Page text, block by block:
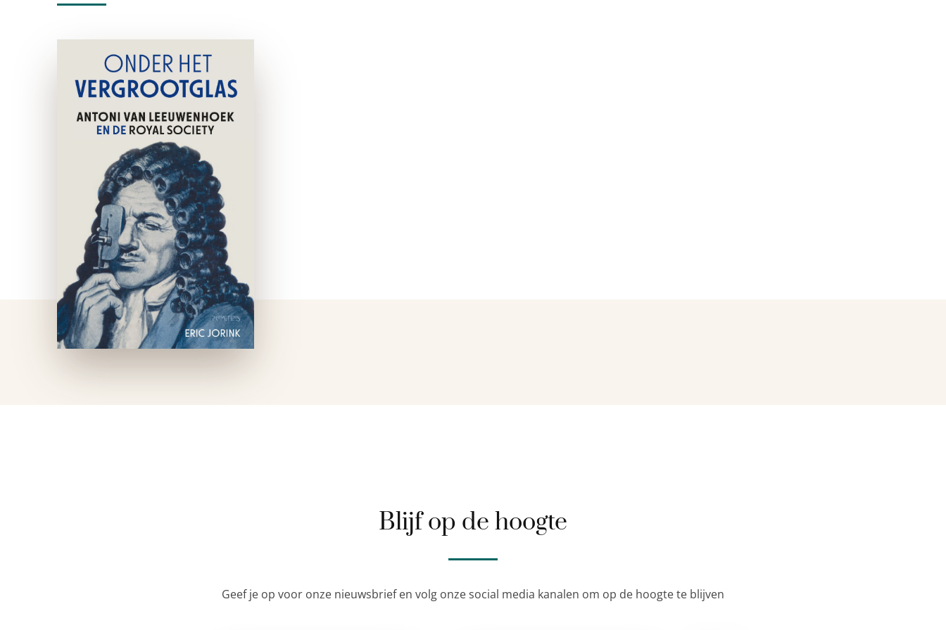
Onder het
vergrootglas
paperback
Een van de grootste
wetenschappelijke
doorbraken aller tijden was
de ontdekking van bacteriën
door Antoni van
Leeuwenhoek (1632-1723),
die vanwege zijn befaamde
microscopen uitgeroepen
werd tot een van de grootste
…
Blijf op de hoogte
Geef je op voor onze nieuwsbrief en volg onze social media kanalen om op de hoogte te blijven